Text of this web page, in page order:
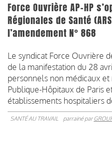
Force Ouvrière AP-HP
Régionales de Santé
l’amendement N° 868
Le syndicat Force Ouvrière
de la manifestation du 28
personnels non médicaux et
Publique-Hôpitaux de Paris
établissements hospitaliers
SANTÉ AU TRAVAIL parrainé par